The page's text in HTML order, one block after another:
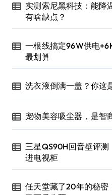
实测索尼黑科技：能降
有啥缺点？
一根线搞定96W供电
最划算
洗衣液倒满一盖？你这
宠物美容吸尘器，是智
三星QS90H回音壁评
进电视柜
任天堂藏了20年的秘密